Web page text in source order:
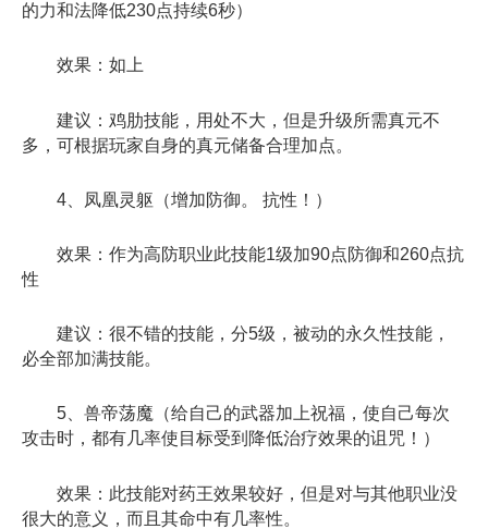
的力和法降低230点持续6秒）
效果：如上
建议：鸡肋技能，用处不大，但是升级所需真元不
多，可根据玩家自身的真元储备合理加点。
4、凤凰灵躯（增加防御。 抗性！）
效果：作为高防职业此技能1级加90点防御和260点抗
性
建议：很不错的技能，分5级，被动的永久性技能，
必全部加满技能。
5、兽帝荡魔（给自己的武器加上祝福，使自己每次
攻击时，都有几率使目标受到降低治疗效果的诅咒！）
效果：此技能对药王效果较好，但是对与其他职业没
很大的意义，而且其命中有几率性。